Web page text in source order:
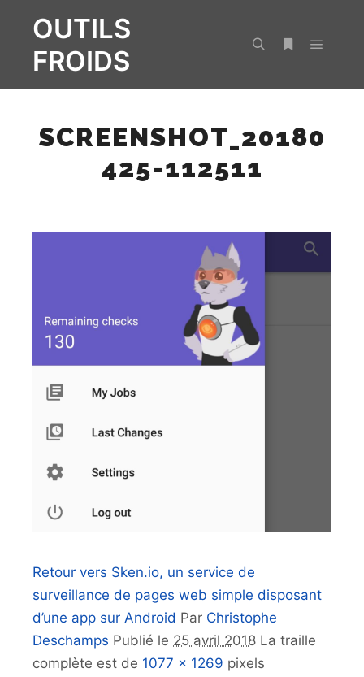
OUTILS
FROIDS
SCREENSHOT_20180
425-112511
Retour vers Sken.io, un service de
surveillance de pages web simple disposant
d’une app sur Android Par Christophe
Deschamps Publié le 25 avril 2018 La traille
complète est de 1077 × 1269 pixels